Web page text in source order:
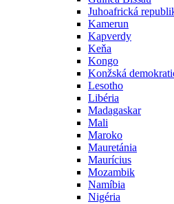
Juhoafrická
Kamerun
Kapverdy
Keňa
Kongo
Konžská
Lesotho
Libéria
Madagaskar
Mali
Maroko
Mauretánia
Maurícius
Mozambik
Namíbia
Nigéria